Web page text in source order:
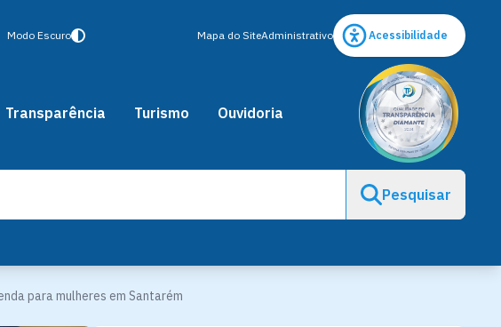
Modo Escuro Mapa do SiteAdministrativo Acessibilidade
Transparência Turismo Ouvidoria
Pesquisar
para mulheres em Santarém